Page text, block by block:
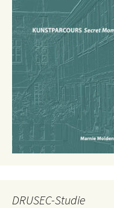
DRUSEC-Studie